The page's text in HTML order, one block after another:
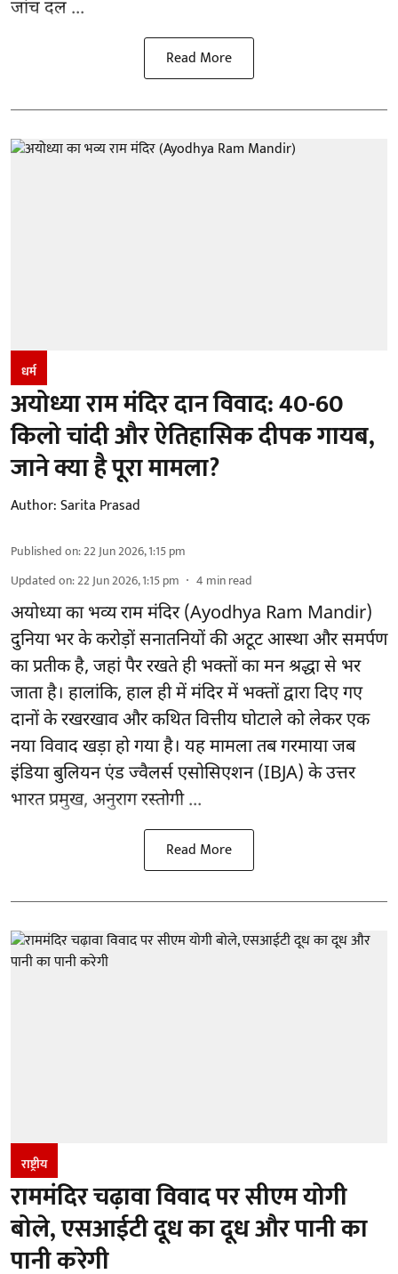
जांच दल ...
Read More
धर्म
अयोध्या राम मंदिर दान विवाद: 40-60
किलो चांदी और ऐतिहासिक दीपक गायब,
जाने क्या है पूरा मामला?
Author:Sarita Prasad
Published on:22 Jun 2026, 1:15 pm
Updated on:22 Jun 2026, 1:15 pm 4 min read
अयोध्या का भव्य राम मंदिर (Ayodhya Ram Mandir)
दुनिया भर के करोड़ों सनातनियों की अटूट आस्था और समर्पण
का प्रतीक है, जहां पैर रखते ही भक्तों का मन श्रद्धा से भर
जाता है। हालांकि, हाल ही में मंदिर में भक्तों द्वारा दिए गए
दानों के रखरखाव और कथित वित्तीय घोटाले को लेकर एक
नया विवाद खड़ा हो गया है। यह मामला तब गरमाया जब
इंडिया बुलियन एंड ज्वैलर्स एसोसिएशन (IBJA) के उत्तर
भारत प्रमुख, अनुराग रस्तोगी ...
Read More
राष्ट्रीय
राममंदिर चढ़ावा विवाद पर सीएम योगी
बोले, एसआईटी दूध का दूध और पानी का
पानी करेगी